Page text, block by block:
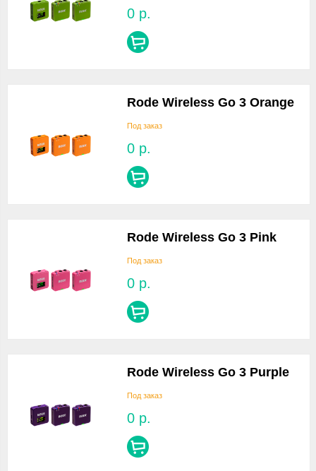
0 р.
Rode Wireless Go 3 Orange
Под заказ
0 р.
Rode Wireless Go 3 Pink
Под заказ
0 р.
Rode Wireless Go 3 Purple
Под заказ
0 р.